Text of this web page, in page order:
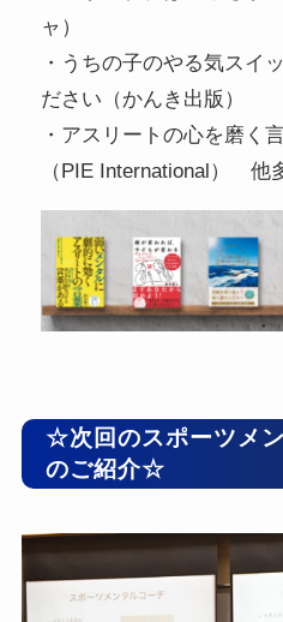
ャ）
・うちの子のやる気スイ
ださい（かんき出版）
・アスリートの心を磨く
（PIE International） 他
☆次回のスポーツメ
のご紹介☆